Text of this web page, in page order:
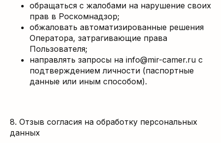
обращаться с жалобами на нарушение своих
прав в Роскомнадзор;
обжаловать автоматизированные решения
Оператора, затрагивающие права
Пользователя;
направлять запросы на info@mir-camer.ru с
подтверждением личности (паспортные
данные или иным способом).
8. Отзыв согласия на обработку персональных
данных